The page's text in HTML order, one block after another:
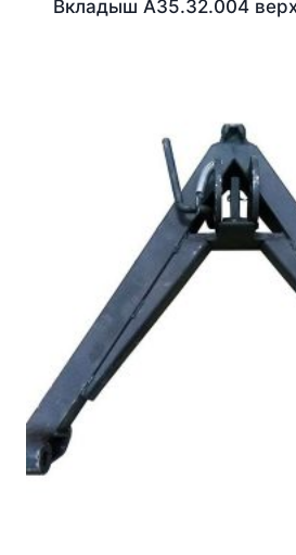
Вкладыш А35.32.004